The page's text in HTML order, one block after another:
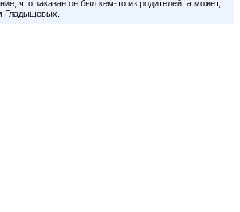
что заказан он был кем-то из родителей, а может,
Гладышевых.